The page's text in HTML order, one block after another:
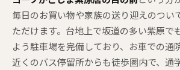
毎日のお買い物や家族の送り迎えのつい
ただけます。台地上で坂道の多い紫原で
よう駐車場を完備しており、お車での通
近くのバス停留所からも徒歩圏内で、通